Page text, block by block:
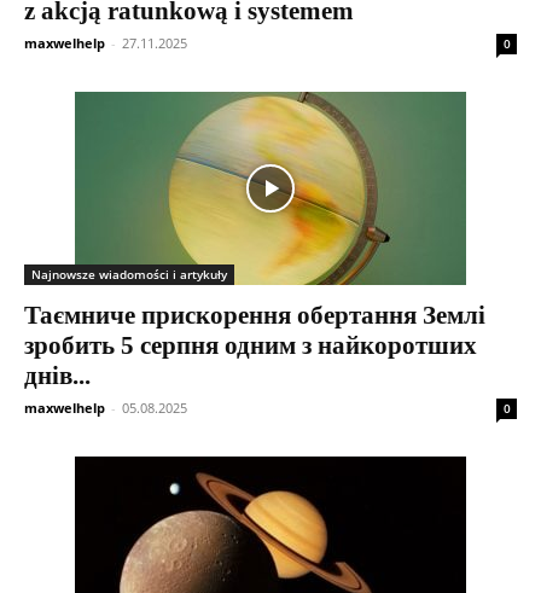
z akcją ratunkową i systemem
maxwelhelp - 27.11.2025 0
Najnowsze wiadomości i artykuły
Таємниче прискорення обертання Землі
зробить 5 серпня одним з найкоротших
днів...
maxwelhelp - 05.08.2025 0